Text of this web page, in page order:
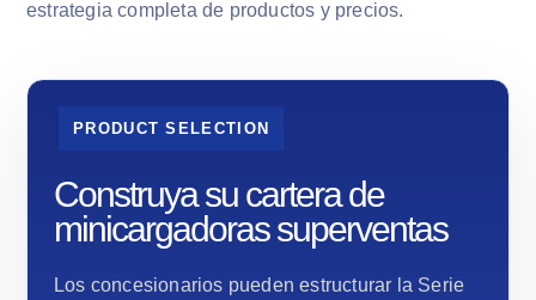
estrategia completa de productos y precios.
PRODUCT SELECTION
Construya su cartera de
minicargadoras superventas
Los concesionarios pueden estructurar la Serie